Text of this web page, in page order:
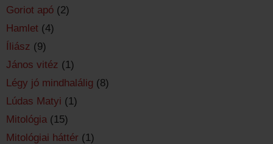
Goriot apó (2)
Hamlet (4)
Íliász (9)
János vitéz (1)
Légy jó mindhalálig (8)
Lúdas Matyi (1)
Mitológia (15)
Mitológiai háttér (1)